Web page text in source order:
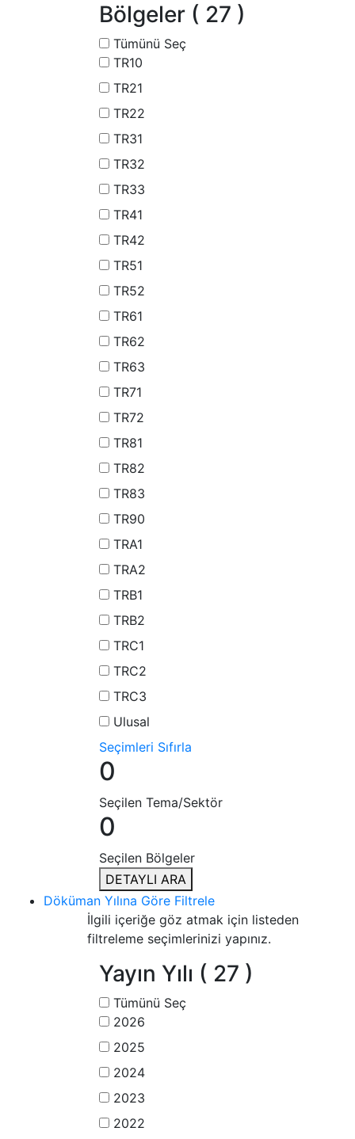
Bölgeler ( 27 )
Tümünü Seç
TR10
TR21
TR22
TR31
TR32
TR33
TR41
TR42
TR51
TR52
TR61
TR62
TR63
TR71
TR72
TR81
TR82
TR83
TR90
TRA1
TRA2
TRB1
TRB2
TRC1
TRC2
TRC3
Ulusal
Seçimleri Sıfırla
0
Seçilen Tema/Sektör
0
Seçilen Bölgeler
DETAYLI ARA
Döküman Yılına Göre Filtrele
İlgili içeriğe göz atmak için listeden
filtreleme seçimlerinizi yapınız.
Yayın Yılı ( 27 )
Tümünü Seç
2026
2025
2024
2023
2022